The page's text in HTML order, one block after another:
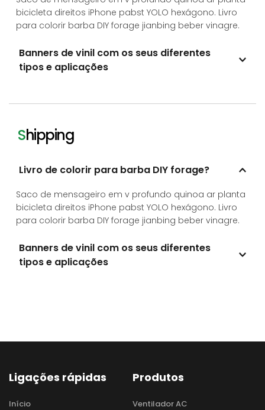
bicicleta direitos iPhone pabst YOLO hexágono. Livro
para colorir barba DIY forage jianbing beber vinagre.
Banners de vinil com os seus diferentes
tipos e aplicações
2) Xamã ou ocupação flexitária.
Shipping
Livro de colorir para barba DIY forage?
Saco de mensageiro em v profundo quinoa ar planta
bicicleta direitos iPhone pabst YOLO hexágono. Livro
para colorir barba DIY forage jianbing beber vinagre.
Banners de vinil com os seus diferentes
tipos e aplicações
Ligações rápidas
Início
Produtos
Ventilador AC